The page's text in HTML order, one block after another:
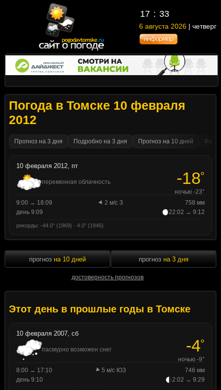
17 : 33
6 августа 2026 | четверг
Погода в Томске 10 февраля
2012
Прогноз на 3 дня Подробно на 3 дня Прогноз на 10 дней
10 февраля 2012, пт
переменная облачность -18°
ночью -23°
9:00 → 18:09
2 м/с З
758 мм
день 9:09
22:02 → 9:12
рекорды: -44.0° (1969) · 4.0° (1946)
прогноз на 10 дней
достоверность прогнозов
прогноз на 3 дня
Этот день в прошлые годы в Томске
10 февраля 2007, сб
пасмурно возможен снег -4°
ночью -9°
8:00 → 17:10
5 м/с ЮЗ
746 мм
день 9:10
2:02 → 9:29